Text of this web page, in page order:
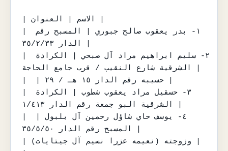
| الاسم | العنوان |
الدار ٣٥/٢/٣٣ |
الشرقية شارع النقيب / قرب جامع الحاجة |
الشرقية البو جمعة رقم الدار ١/٤١٣ |
المسبح رقم الدار ٣٥/٥/٥٠ |